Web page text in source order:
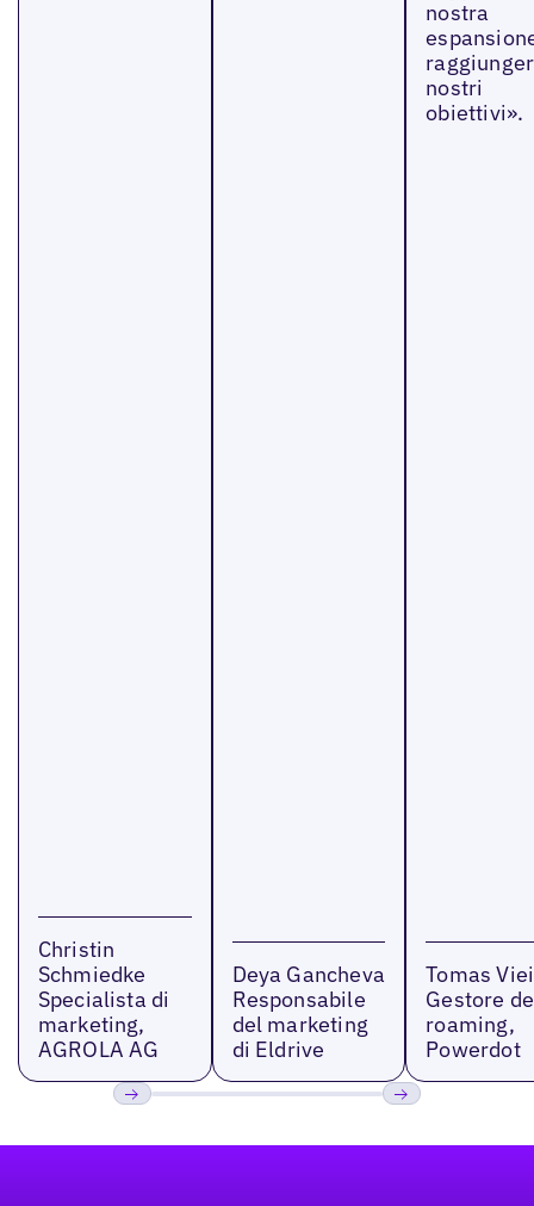
Christin
Schmiedke
Specialista di
marketing,
AGROLA AG
Deya Gancheva
Responsabile
del marketing
di Eldrive
nostra
nostri
obiettivi».
Tomas
Gestore
roaming,
Powerdot